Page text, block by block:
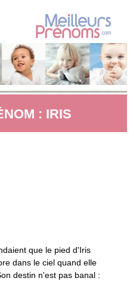
: IRIS
que le pied d'Iris
dans le ciel quand elle
destin n'est pas banal :